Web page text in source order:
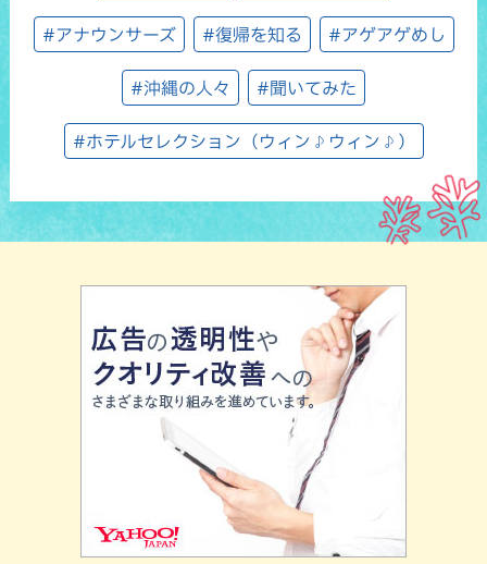
#アナウンサーズ #復帰を知る #アゲアゲめし
#沖縄の人々 #聞いてみた
#ホテルセレクション（ウィン♪ウィン♪）